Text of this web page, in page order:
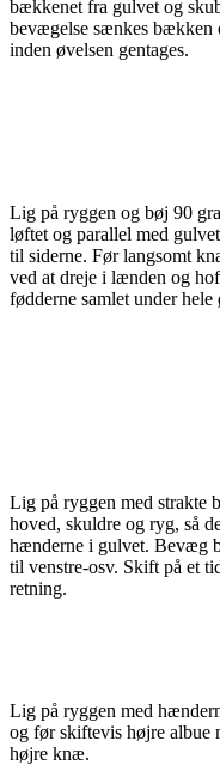
bækkenet fra gulvet og
bevægelse sænkes bækken
inden øvelsen gentages.
Lig på ryggen og bøj 90
løftet og parallel med
til siderne. Før langsomt
ved at dreje i lænden og
fødderne samlet under hele
Lig på ryggen med strakte
hoved, skuldre og ryg, så
hænderne i gulvet. Bevæg
til venstre-osv. Skift på et
retning.
Lig på ryggen med
og før skiftevis højre albue
højre knæ.